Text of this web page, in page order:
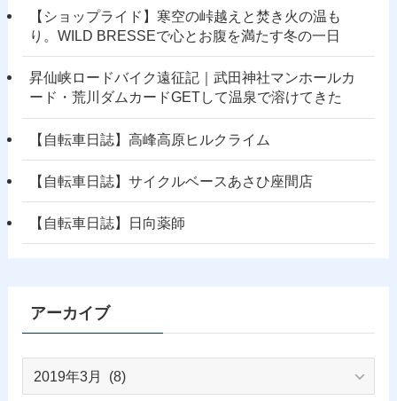
【ショップライド】寒空の峠越えと焚き火の温も
り。WILD BRESSEで心とお腹を満たす冬の一日
昇仙峡ロードバイク遠征記｜武田神社マンホールカ
ード・荒川ダムカードGETして温泉で溶けてきた
【自転車日誌】高峰高原ヒルクライム
【自転車日誌】サイクルベースあさひ座間店
【自転車日誌】日向薬師
アーカイブ